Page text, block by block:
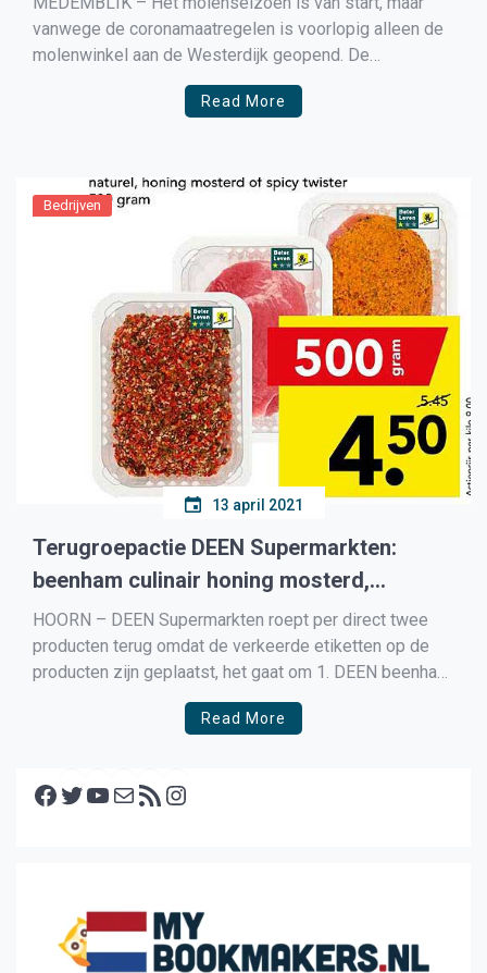
vanwege de coronamaatregelen is voorlopig alleen de
molenwinkel aan de Westerdijk geopend. De
vrijwilligers helpen elke zaterdag tussen 10.00 en
15.00 uur de klanten met hun inkopen. Liever online
Read More
Bedrijven
13 april 2021
Terugroepactie DEEN Supermarkten:
beenham culinair honing mosterd,
verkeerde etiketten op de producten
HOORN – DEEN Supermarkten roept per direct twee
producten terug omdat de verkeerde etiketten op de
producten zijn geplaatst, het gaat om 1. DEEN beenham
culinair honing mosterd ca. 600 gram met tht 21-04-
2021 én DEEN beenham culinair naturel ca. 600
Read More
Facebook Twitter YouTube E-mail RSS feed